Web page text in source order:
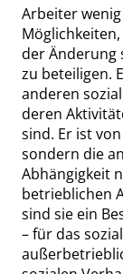
Arbeiter wenig
der Änderung
zu beteiligen.
anderen
deren
sind. Er ist
sondern die
Abhängigkeit
betrieblichen
sind sie ein
– für das